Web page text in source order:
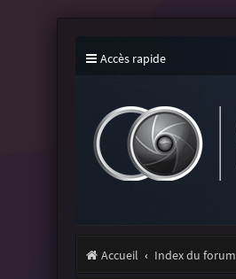
Accès rapide
Accueil Index du forum